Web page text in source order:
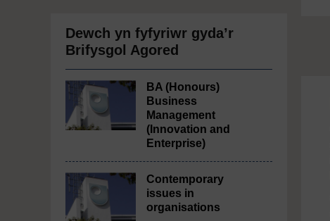
Dewch yn fyfyriwr gyda’r
Brifysgol Agored
BA (Honours)
Business
Management
(Innovation and
Enterprise)
Contemporary
issues in
organisations